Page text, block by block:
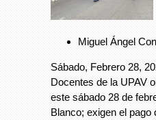
Miguel Ángel
Sábado, Febrero 28,
Docentes de la UPAV
este sábado 28 de
Blanco; exigen el pago